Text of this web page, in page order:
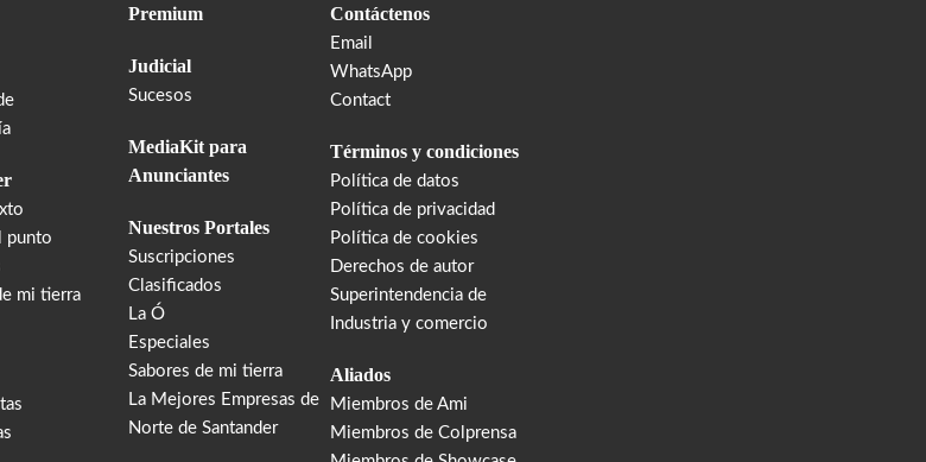
punto
mi tierra
Premium
Judicial
Sucesos
MediaKit para
Anunciantes
Nuestros Portales
Suscripciones
Clasificados
La Ó
Especiales
Sabores de mi tierra
La Mejores Empresas de
Norte de Santander
Contáctenos
Email
WhatsApp
Contact
Términos y condiciones
Política de datos
Política de privacidad
Política de cookies
Derechos de autor
Superintendencia de
Industria y comercio
Aliados
Miembros de Ami
Miembros de Colprensa